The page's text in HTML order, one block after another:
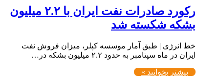
رکورد صادرات نفت ایران با ۲.۲ میلیون
بشکه شکسته شد
خط انرژی | طبق آمار موسسه کپلر، میزان فروش نفت
ایران در ماه سپتامبر به حدود ۲.۲ میلیون بشکه در…
بیشتر بخوانید »